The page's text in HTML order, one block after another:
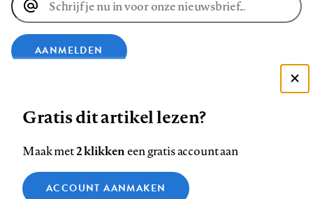
E-
mailadres
AANMELDEN
op
op
op
ons
op
Contact Colofon Disclaimer Privacy
Zie onze cookie policy
Gratis dit artikel lezen?
Maak met2 klikkeneen gratis account aan
ACCOUNT AANMAKEN